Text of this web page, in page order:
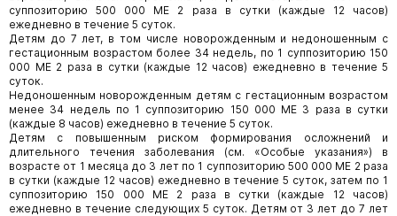
суппозиторию 500 000 МЕ 2 раза в сутки (каждые 12 часов)
ежедневно в течение 5 суток.
Детям до 7 лет, в том числе новорожденным и недоношенным с
гестационным возрастом более 34 недель, по 1 суппозиторию 150
000 МЕ 2 раза в сутки (каждые 12 часов) ежедневно в течение 5
суток.
Недоношенным новорожденным детям с гестационным возрастом
менее 34 недель по 1 суппозиторию 150 000 МЕ 3 раза в сутки
(каждые 8 часов) ежедневно в течение 5 суток.
Детям с повышенным риском формирования осложнений и
длительного течения заболевания (см. «Особые указания») в
возрасте от 1 месяца до 3 лет по 1 суппозиторию 500 000 МЕ 2 раза
в сутки (каждые 12 часов) ежедневно в течение 5 суток, затем по 1
суппозиторию 150 000 МЕ 2 раза в сутки (каждые 12 часов)
ежедневно в течение следующих 5 суток. Детям от 3 лет до 7 лет